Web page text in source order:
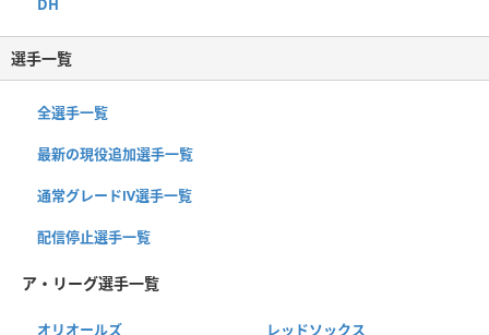
DH
選手一覧
全選手一覧
最新の現役追加選手一覧
通常グレードⅣ選手一覧
配信停止選手一覧
ア・リーグ選手一覧
オリオールズ レッドソックス